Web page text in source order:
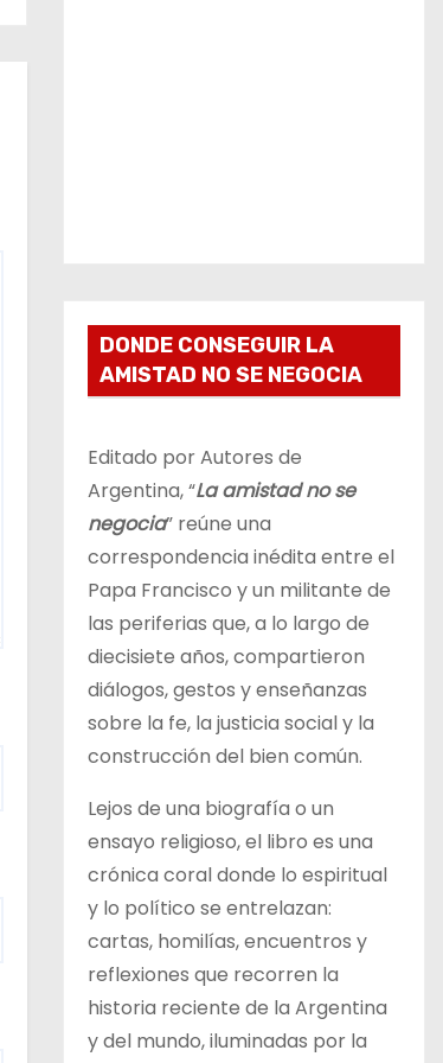
DONDE CONSEGUIR LA
AMISTAD NO SE NEGOCIA
Editado por Autores de
Argentina, “La amistad no se
negocia” reúne una
correspondencia inédita entre el
Papa Francisco y un militante de
las periferias que, a lo largo de
diecisiete años, compartieron
diálogos, gestos y enseñanzas
sobre la fe, la justicia social y la
construcción del bien común.
Lejos de una biografía o un
ensayo religioso, el libro es una
crónica coral donde lo espiritual
y lo político se entrelazan:
cartas, homilías, encuentros y
reflexiones que recorren la
historia reciente de la Argentina
y del mundo, iluminadas por la